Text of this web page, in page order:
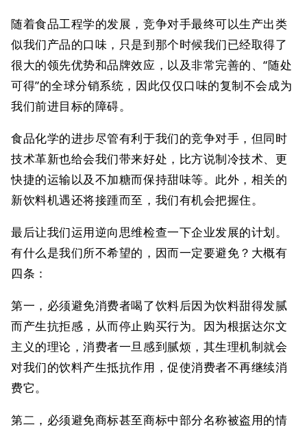
随着食品工程学的发展，竞争对手最终可以生产出类
似我们产品的口味，只是到那个时候我们已经取得了
很大的领先优势和品牌效应，以及非常完善的、“随处
可得”的全球分销系统，因此仅仅口味的复制不会成为
我们前进目标的障碍。
食品化学的进步尽管有利于我们的竞争对手，但同时
技术革新也给会我们带来好处，比方说制冷技术、更
快捷的运输以及不加糖而保持甜味等。此外，相关的
新饮料机遇还将接踵而至，我们有机会把握住。
最后让我们运用逆向思维检查一下企业发展的计划。
有什么是我们所不希望的，因而一定要避免？大概有
四条：
第一，必须避免消费者喝了饮料后因为饮料甜得发腻
而产生抗拒感，从而停止购买行为。因为根据达尔文
主义的理论，消费者一旦感到腻烦，其生理机制就会
对我们的饮料产生抵抗作用，促使消费者不再继续消
费它。
第二，必须避免商标甚至商标中部分名称被盗用的情